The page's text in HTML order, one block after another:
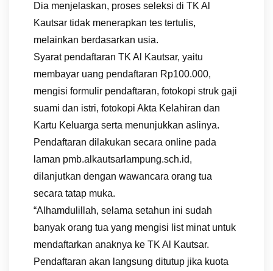
Dia menjelaskan, proses seleksi di TK Al
Kautsar tidak menerapkan tes tertulis,
melainkan berdasarkan usia.
Syarat pendaftaran TK Al Kautsar, yaitu
membayar uang pendaftaran Rp100.000,
mengisi formulir pendaftaran, fotokopi struk gaji
suami dan istri, fotokopi Akta Kelahiran dan
Kartu Keluarga serta menunjukkan aslinya.
Pendaftaran dilakukan secara online pada
laman pmb.alkautsarlampung.sch.id,
dilanjutkan dengan wawancara orang tua
secara tatap muka.
“Alhamdulillah, selama setahun ini sudah
banyak orang tua yang mengisi list minat untuk
mendaftarkan anaknya ke TK Al Kautsar.
Pendaftaran akan langsung ditutup jika kuota